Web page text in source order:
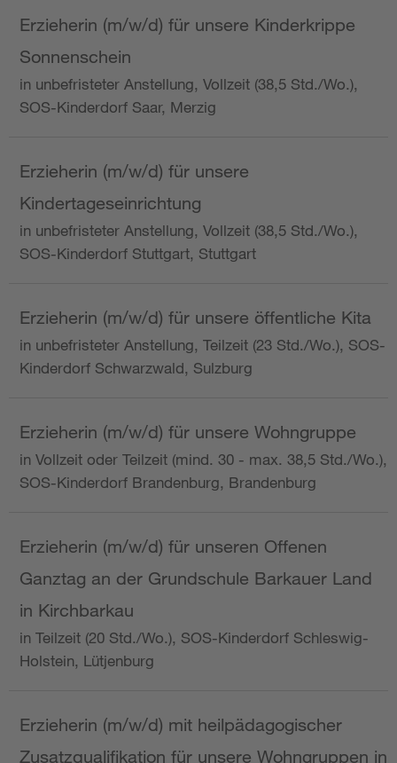
Erzieherin (m/w/d) für unsere Kinderkrippe
Sonnenschein
in unbefristeter Anstellung, Vollzeit (38,5 Std./Wo.),
SOS-Kinderdorf Saar, Merzig
Erzieherin (m/w/d) für unsere
Kindertageseinrichtung
in unbefristeter Anstellung, Vollzeit (38,5 Std./Wo.),
SOS-Kinderdorf Stuttgart, Stuttgart
Erzieherin (m/w/d) für unsere öffentliche Kita
in unbefristeter Anstellung, Teilzeit (23 Std./Wo.), SOS-
Kinderdorf Schwarzwald, Sulzburg
Erzieherin (m/w/d) für unsere Wohngruppe
in Vollzeit oder Teilzeit (mind. 30 - max. 38,5 Std./Wo.),
SOS-Kinderdorf Brandenburg, Brandenburg
Erzieherin (m/w/d) für unseren Offenen
Ganztag an der Grundschule Barkauer Land
in Kirchbarkau
in Teilzeit (20 Std./Wo.), SOS-Kinderdorf Schleswig-
Holstein, Lütjenburg
Erzieherin (m/w/d) mit heilpädagogischer
Zusatzqualifikation für unsere Wohngruppen in